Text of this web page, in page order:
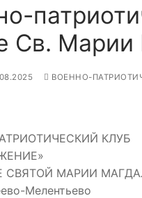
Св. Марии
ВОЕННО-
КЛУБ
СВЯТОЙ МАРИИ
Мелентьево